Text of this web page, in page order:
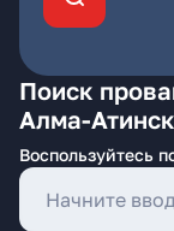
Поиск
Алма-
Воспользуйтесь